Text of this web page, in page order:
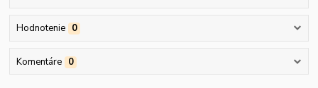
Hodnotenie 0
Komentáre 0